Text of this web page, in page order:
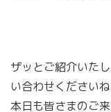
ザッとご紹介いた
い合わせください
本日も皆さまのご